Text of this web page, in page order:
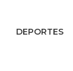
DEPORTES